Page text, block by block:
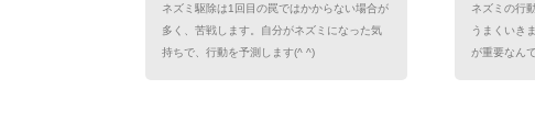
ネズミ駆除は1回目の罠ではかからない場合が
多く、苦戦します。自分がネズミになった気
持ちで、行動を予測します(^ ^)
ネズミの行
うまくいき
が重要なん